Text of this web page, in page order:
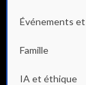
Événements
Famille
IA et éthique